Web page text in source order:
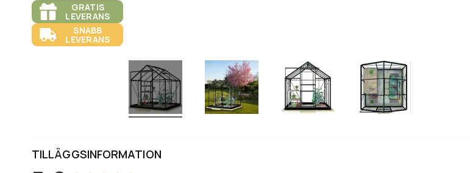
GRATIS
LEVERANS
SNABB
LEVERANS
TILLÄGGSINFORMATION